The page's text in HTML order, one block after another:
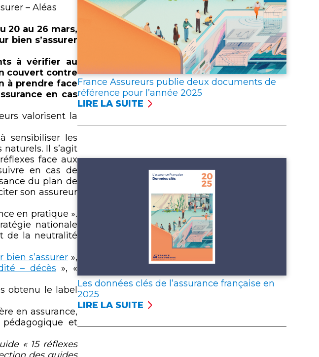
– Aléas
20 au 26 mars,
bien s’assurer
à vérifier au
couvert contre
à prendre face
en cas
valorisent la
sensibiliser les
Il s’agit
face aux
en cas de
du plan de
son assureur
en pratique ».
nationale
de la neutralité
bien s’assurer»,
– décès », «
obtenu le label
en assurance,
pédagogique et
« 15 réflexes
France Assureurs publie deux documents de
référence pour l’année 2025
LIRE LA SUITE
:
PUBLIE
DEUX
DOCUMENTS
DE
RÉFÉRENCE
Les données clés de l’assurance française en
2025
LIRE LA SUITE
:
LES
CLÉS
DE